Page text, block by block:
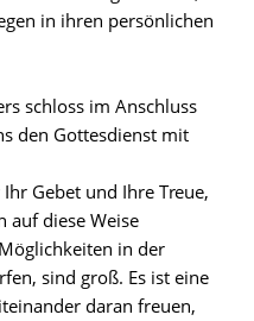
in ihren persönlichen
schloss im Anschluss
den Gottesdienst mit
Gebet und Ihre Treue,
auf diese Weise
in der
sind groß. Es ist eine
daran freuen,